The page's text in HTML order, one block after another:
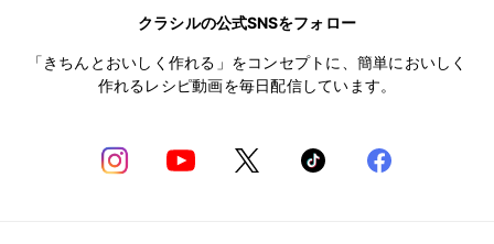
クラシルの公式SNSをフォロー
「きちんとおいしく作れる」をコンセプトに、簡単においしく
作れるレシピ動画を毎日配信しています。